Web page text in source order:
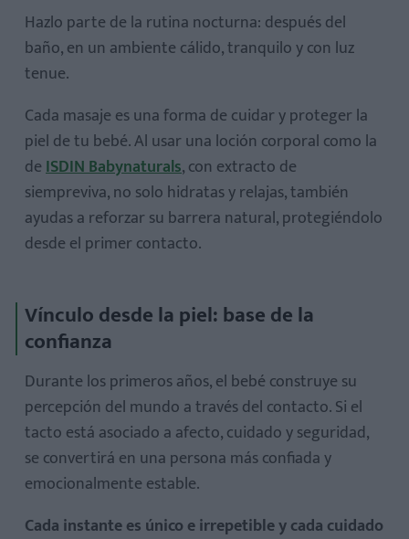
Hazlo parte de la rutina nocturna: después del
baño, en un ambiente cálido, tranquilo y con luz
tenue.
Cada masaje es una forma de cuidar y proteger la
piel de tu bebé. Al usar una loción corporal como la
deISDIN Babynaturals, con extracto de
siempreviva, no solo hidratas y relajas, también
ayudas a reforzar su barrera natural, protegiéndolo
desde el primer contacto.
Vínculo desde la piel: base de la
confianza
Durante los primeros años, el bebé construye su
percepción del mundo a través del contacto. Si el
tacto está asociado a afecto, cuidado y seguridad,
se convertirá en una persona más confiada y
emocionalmente estable.
Cada instante es único e irrepetible y cada cuidado